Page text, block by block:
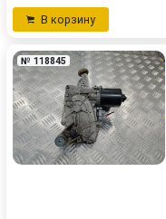
Scania
Skoda
SsangYong
Suzuki
В корзину
№ 118845